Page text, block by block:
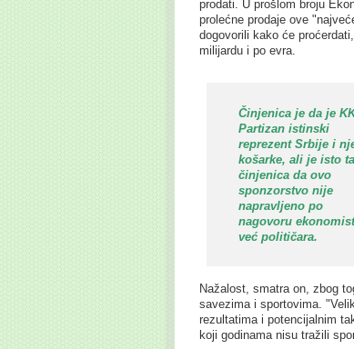
prodati. U prošlom broju
prolećne prodaje ove
dogovorili kako će
milijardu i po evra.
Činjenica je da je
Partizan istinski
reprezent Srbije i
košarke, ali je isto
činjenica da ovo
sponzorstvo nije
napravljeno po
nagovoru
već političara.
Nažalost, smatra on, zbog
savezima i sportovima.
rezultatima i potencijalnim
koji godinama nisu tražili